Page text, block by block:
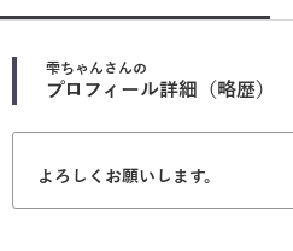
雫ちゃん さんの
プロフィール詳細（略歴）
よろしくお願いします。